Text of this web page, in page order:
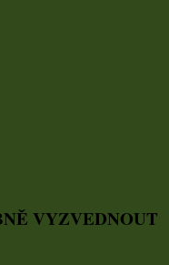
VYZVEDNOUT